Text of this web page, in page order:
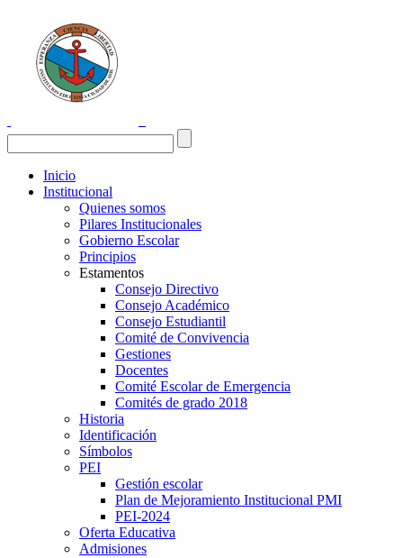
Inicio
Institucional
Quienes somos
Pilares Institucionales
Gobierno Escolar
Principios
Estamentos
Consejo Directivo
Consejo Académico
Consejo Estudiantil
Comité de Convivencia
Gestiones
Docentes
Comité Escolar de Emergencia
Comités de grado 2018
Historia
Identificación
Símbolos
PEI
Gestión escolar
Plan de Mejoramiento Institucional PMI
PEI-2024
Oferta Educativa
Admisiones